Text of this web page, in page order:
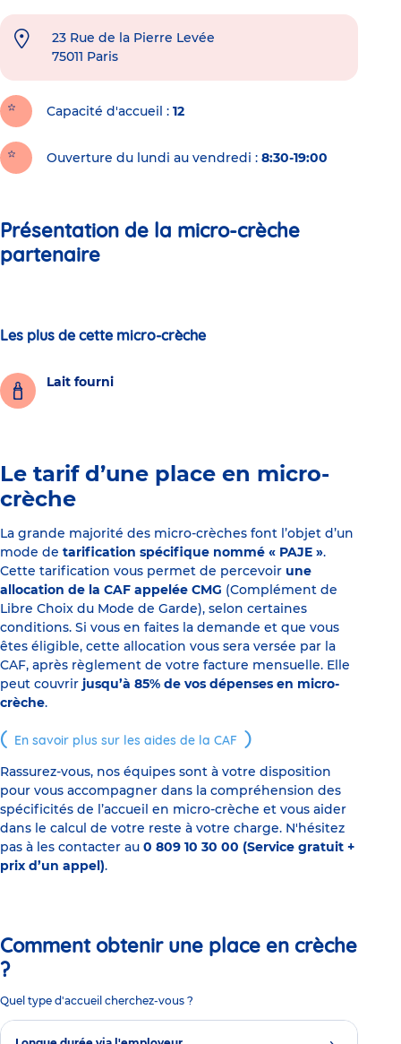
23 Rue de la Pierre Levée
75011 Paris
Capacité d'accueil 12
Ouverture du lundi au vendredi : 8:30-19:00
Présentation de la micro-crèche
partenaire
Les plus de cette micro-crèche
Lait fourni
Le tarif d’une place en micro-
crèche
La grande majorité des micro-crèches font l’objet d’un
mode de tarification spécifique nommé « PAJE ».
Cette tarification vous permet de percevoir une
allocation de la CAF appelée CMG (Complément de
Libre Choix du Mode de Garde), selon certaines
conditions. Si vous en faites la demande et que vous
êtes éligible, cette allocation vous sera versée par la
CAF, après règlement de votre facture mensuelle. Elle
peut couvrir jusqu’à 85% de vos dépenses en micro-
crèche.
En savoir plus sur les aides de la CAF
Rassurez-vous, nos équipes sont à votre disposition
pour vous accompagner dans la compréhension des
spécificités de l’accueil en micro-crèche et vous aider
dans le calcul de votre reste à votre charge. N'hésitez
pas à les contacter au 0 809 10 30 00 (Service gratuit +
prix d’un appel).
Comment obtenir une place en crèche
?
Quel type d'accueil cherchez-vous ?